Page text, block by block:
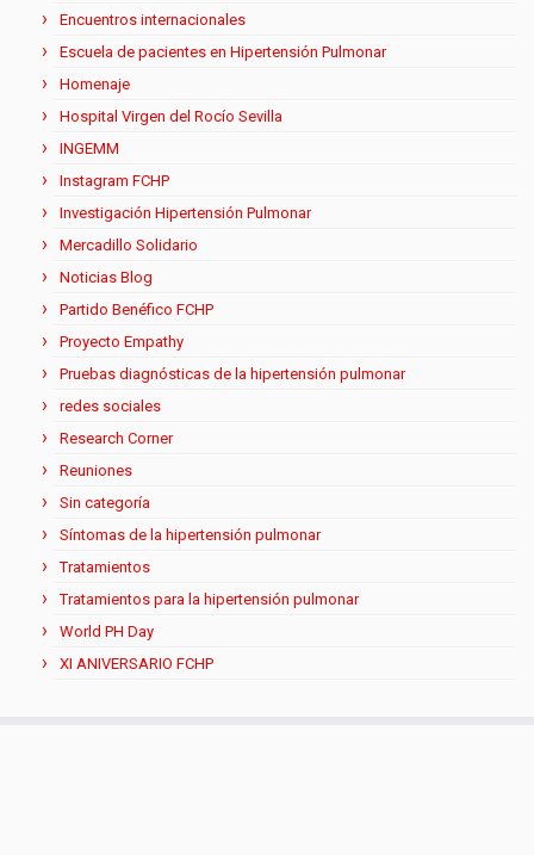
Encuentros internacionales
Escuela de pacientes en Hipertensión Pulmonar
Homenaje
Hospital Virgen del Rocío Sevilla
INGEMM
Instagram FCHP
Investigación Hipertensión Pulmonar
Mercadillo Solidario
Noticias Blog
Partido Benéfico FCHP
Proyecto Empathy
Pruebas diagnósticas de la hipertensión pulmonar
redes sociales
Research Corner
Reuniones
Sin categoría
Síntomas de la hipertensión pulmonar
Tratamientos
Tratamientos para la hipertensión pulmonar
World PH Day
XI ANIVERSARIO FCHP